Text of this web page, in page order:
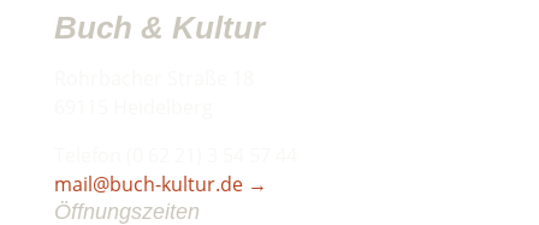
Buch & Kultur
mail@buch-kultur.de→
Öffnungszeiten